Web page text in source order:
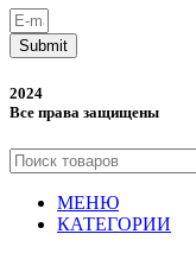
Submit
2024
Все права защищены
МЕНЮ
КАТЕГОРИИ